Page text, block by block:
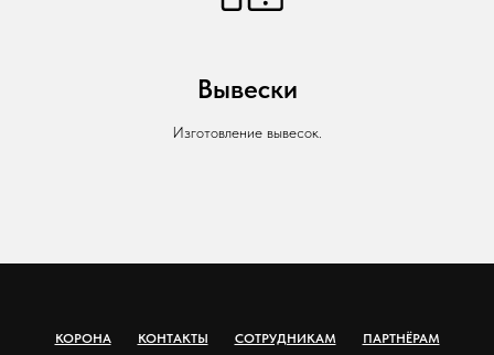
Вывески
Изготовление вывесок.
КОРОНА КОНТАКТЫ СОТРУДНИКАМ ПАРТНЁРАМ